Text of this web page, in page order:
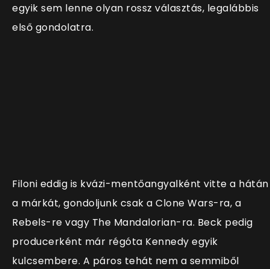
egyik sem lenne olyan rossz választás, legalábbis
első gondolatra.
Filoni eddig is kvázi-mentőangyalként vitte a hátán
a márkát, gondoljunk csak a Clone Wars-ra, a
Rebels-re vagy The Mandalorian-ra. Beck pedig
producerként már régóta Kennedy egyik
kulcsembere. A páros tehát nem a semmiből